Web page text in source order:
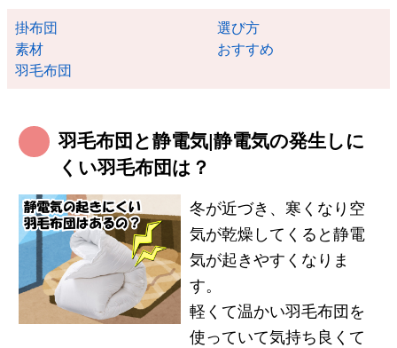
掛布団
選び方
素材
おすすめ
羽毛布団
羽毛布団と静電気|静電気の発生しに
くい羽毛布団は？
冬が近づき、寒くなり空
気が乾燥してくると静電
気が起きやすくなりま
す。
軽くて温かい羽毛布団を
使っていて気持ち良くて